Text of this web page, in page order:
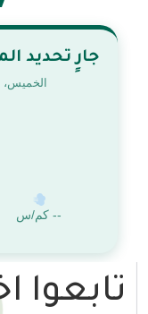
جارٍ تحديد
الخميس، ٦ أغسطس ٢٠٢٦ ٠٧:٥٧:٣٩ ص
-- كم/س
تابعوا